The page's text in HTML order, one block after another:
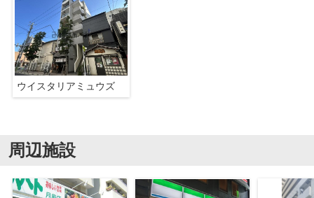
ウイスタリアミュウズ
周辺施設